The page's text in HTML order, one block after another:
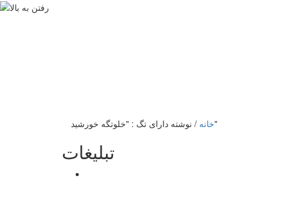
خانه / نوشته دارای تگ : "خلوتگه خورشید"
تبلیغات